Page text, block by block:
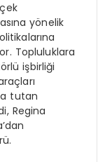
yönelik
Topluluklara
işbirliği
tutan
Regina